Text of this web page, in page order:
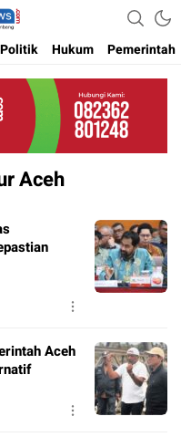
Politik Hukum Pemerintah
Aceh
Aceh